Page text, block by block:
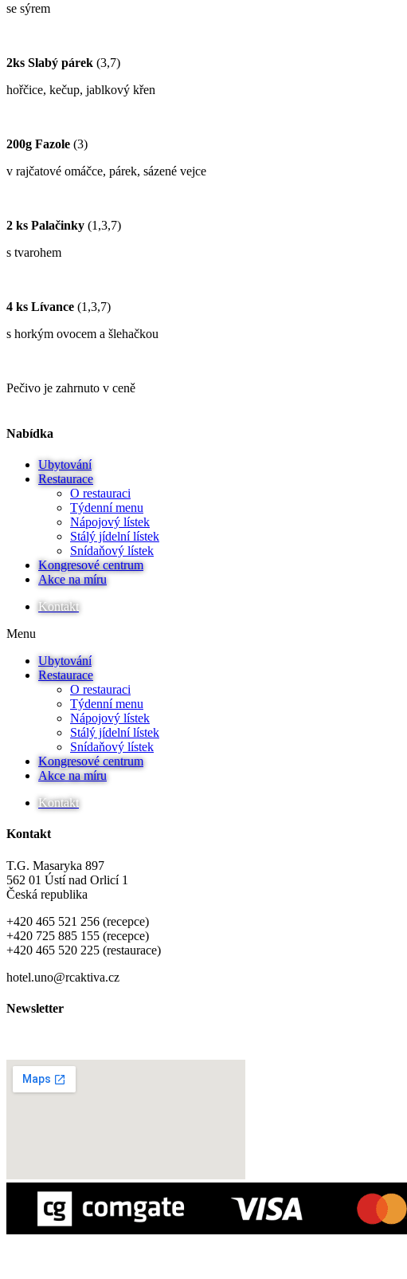
se sýrem
2ks Slabý párek (3,7)
hořčice, kečup, jablkový křen
200g Fazole (3)
v rajčatové omáčce, párek, sázené vejce
2 ks Palačinky (1,3,7)
s tvarohem
4 ks Lívance (1,3,7)
s horkým ovocem a šlehačkou
Pečivo je zahrnuto v ceně
Nabídka
Ubytování
Restaurace
O restauraci
Týdenní menu
Nápojový lístek
Stálý jídelní lístek
Snídaňový lístek
Kongresové centrum
Akce na míru
Kontakt
Menu
Ubytování
Restaurace
O restauraci
Týdenní menu
Nápojový lístek
Stálý jídelní lístek
Snídaňový lístek
Kongresové centrum
Akce na míru
Kontakt
Kontakt
T.G. Masaryka 897
562 01 Ústí nad Orlicí 1
Česká republika
+420 465 521 256 (recepce)
+420 725 885 155 (recepce)
+420 465 520 225 (restaurace)
hotel.uno@rcaktiva.cz
Newsletter